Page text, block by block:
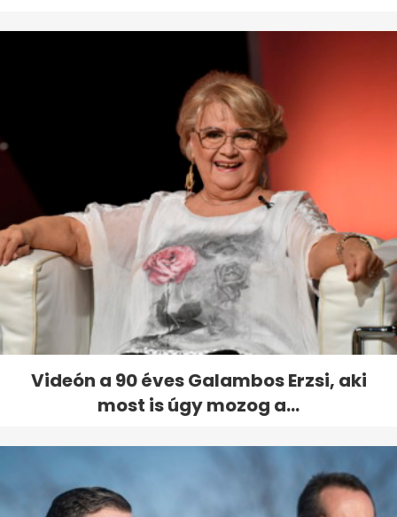
Videón a 90 éves Galambos Erzsi, aki
most is úgy mozog a...